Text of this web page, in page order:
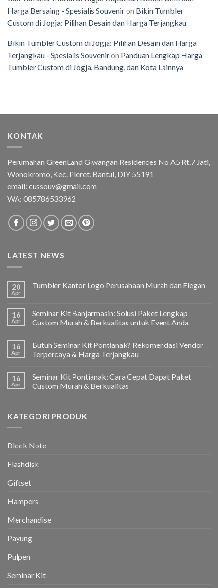
Harga Bersaing - Spesialis Souveniron Bikin Tumbler
Custom di Jogja: Pilihan Desain dan Harga Terjangkau
Bikin Tumbler Custom di Jogja: Pilihan Desain dan Harga
Terjangkau - Spesialis Souveniron Panduan Lengkap Harga
Tumbler Custom di Jogja, Bandung, dan Kota Lainnya
KONTAK
Perumahan GreenLand Giwangan Residences No A5 Rt.7 Jati,
Wonokromo, Kec. Pleret, Bantul, DIY 55191
email: cussouv@gmail.com
WA: 085786533962
LATEST NEWS
20
Apr
Tumbler Kantor Logo Perusahaan Murah dan Elegan
16
Apr
Seminar Kit Banjarmasin: Solusi Paket Lengkap
Custom Murah & Berkualitas untuk Event Anda
16
Apr
Butuh Seminar Kit Pontianak? Rekomendasi Vendor
Terpercaya & Harga Terjangkau
16
Apr
Seminar Kit Pontianak: Cara Cepat Dapat Paket
Custom Murah & Berkualitas
KATEGORI PRODUK
Block Note
Flashdisk
Giftset
Hampers
Merchandise
Payung
Pulpen
Seminar Kit